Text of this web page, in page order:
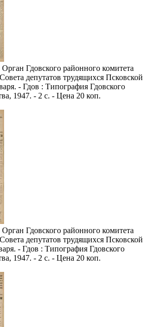
Орган Гдовского районного комитета
депутатов трудящихся Псковской
- Гдов : Типография Гдовского
1947. - 2 с. - Цена 20 коп.
Орган Гдовского районного комитета
депутатов трудящихся Псковской
- Гдов : Типография Гдовского
1947. - 2 с. - Цена 20 коп.